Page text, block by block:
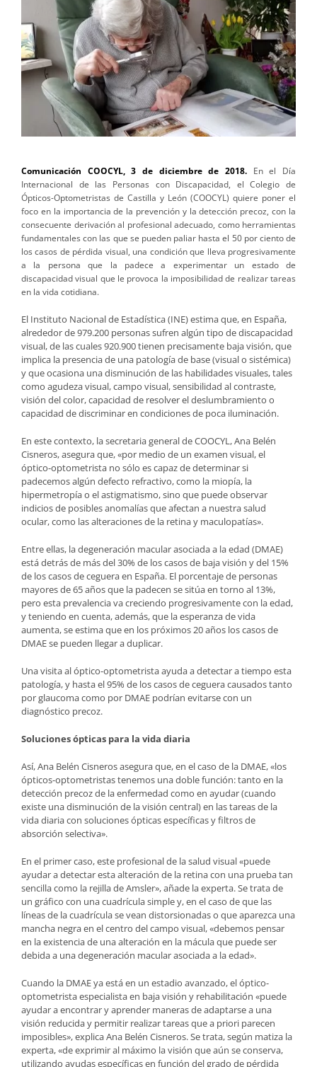
Comunicación COOCYL, 3 de diciembre de 2018. En el Día
Internacional de las Personas con Discapacidad, el Colegio de
Ópticos-Optometristas de Castilla y León (COOCYL) quiere poner el
foco en la importancia de la prevención y la detección precoz, con la
consecuente derivación al profesional adecuado, como herramientas
fundamentales con las que se pueden paliar hasta el 50 por ciento de
los casos de pérdida visual, una condición que lleva progresivamente
a la persona que la padece a experimentar un estado de
discapacidad visual que le provoca la imposibilidad de realizar tareas
en la vida cotidiana.
El Instituto Nacional de Estadística (INE) estima que, en España,
alrededor de 979.200 personas sufren algún tipo de discapacidad
visual, de las cuales 920.900 tienen precisamente baja visión, que
implica la presencia de una patología de base (visual o sistémica)
y que ocasiona una disminución de las habilidades visuales, tales
como agudeza visual, campo visual, sensibilidad al contraste,
visión del color, capacidad de resolver el deslumbramiento o
capacidad de discriminar en condiciones de poca iluminación.
En este contexto, la secretaria general de COOCYL, Ana Belén
Cisneros, asegura que, «por medio de un examen visual, el
óptico-optometrista no sólo es capaz de determinar si
padecemos algún defecto refractivo, como la miopía, la
hipermetropía o el astigmatismo, sino que puede observar
indicios de posibles anomalías que afectan a nuestra salud
ocular, como las alteraciones de la retina y maculopatías».
Entre ellas, la degeneración macular asociada a la edad (DMAE)
está detrás de más del 30% de los casos de baja visión y del 15%
de los casos de ceguera en España. El porcentaje de personas
mayores de 65 años que la padecen se sitúa en torno al 13%,
pero esta prevalencia va creciendo progresivamente con la edad,
y teniendo en cuenta, además, que la esperanza de vida
aumenta, se estima que en los próximos 20 años los casos de
DMAE se pueden llegar a duplicar.
Una visita al óptico-optometrista ayuda a detectar a tiempo esta
patología, y hasta el 95% de los casos de ceguera causados tanto
por glaucoma como por DMAE podrían evitarse con un
diagnóstico precoz.
Soluciones ópticas para la vida diaria
Así, Ana Belén Cisneros asegura que, en el caso de la DMAE, «los
ópticos-optometristas tenemos una doble función: tanto en la
detección precoz de la enfermedad como en ayudar (cuando
existe una disminución de la visión central) en las tareas de la
vida diaria con soluciones ópticas específicas y filtros de
absorción selectiva».
En el primer caso, este profesional de la salud visual «puede
ayudar a detectar esta alteración de la retina con una prueba tan
sencilla como la rejilla de Amsler», añade la experta. Se trata de
un gráfico con una cuadrícula simple y, en el caso de que las
líneas de la cuadrícula se vean distorsionadas o que aparezca una
mancha negra en el centro del campo visual, «debemos pensar
en la existencia de una alteración en la mácula que puede ser
debida a una degeneración macular asociada a la edad».
Cuando la DMAE ya está en un estadio avanzado, el óptico-
optometrista especialista en baja visión y rehabilitación «puede
ayudar a encontrar y aprender maneras de adaptarse a una
visión reducida y permitir realizar tareas que a priori parecen
imposibles», explica Ana Belén Cisneros. Se trata, según matiza la
experta, «de exprimir al máximo la visión que aún se conserva,
utilizando ayudas específicas en función del grado de pérdida